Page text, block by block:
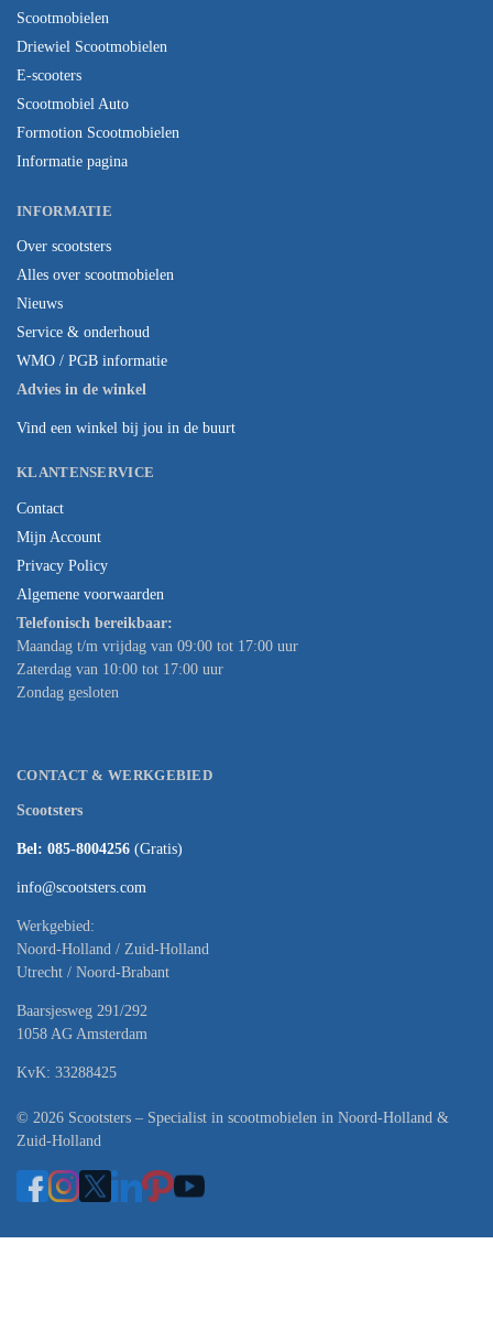
Scootmobielen
Driewiel Scootmobielen
E-scooters
Scootmobiel Auto
Formotion Scootmobielen
Informatie pagina
INFORMATIE
Over scootsters
Alles over scootmobielen
Nieuws
Service & onderhoud
WMO / PGB informatie
Advies in de winkel
Vind een winkel bij jou in de buurt
KLANTENSERVICE
Contact
Mijn Account
Privacy Policy
Algemene voorwaarden
Telefonisch bereikbaar:
Maandag t/m vrijdag van 09:00 tot 17:00 uur
Zaterdag van 10:00 tot 17:00 uur
Zondag gesloten
CONTACT & WERKGEBIED
Scootsters
Bel: 085-8004256 (Gratis)
info@scootsters.com
Werkgebied:
Noord-Holland / Zuid-Holland
Utrecht / Noord-Brabant
Baarsjesweg 291/292
1058 AG Amsterdam
KvK: 33288425
© 2026 Scootsters – Specialist in scootmobielen in Noord-Holland &
Zuid-Holland